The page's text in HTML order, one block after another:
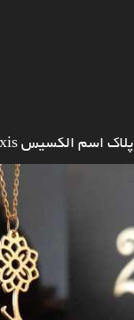
پلاک اسم الکسیس Alexis